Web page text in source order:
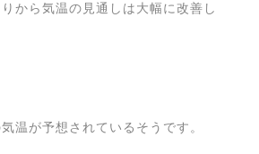
から気温の見通しは大幅に改善し
温が予想されているそうです。